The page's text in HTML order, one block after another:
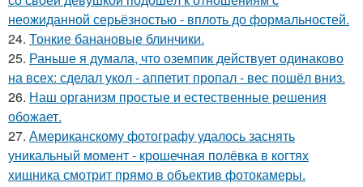
неожиданной серьёзностью - вплоть до формальностей.
24. Тонкие банановые блинчики.
25. Раньше я думала, что оземпик действует одинаково
на всех: сделал укол - аппетит пропал - вес пошёл вниз.
26. Наш организм простые и естественные решения
обожает.
27. Американскому фотографу удалось заснять
уникальный момент - крошечная полёвка в когтях
хищника смотрит прямо в объектив фотокамеры.